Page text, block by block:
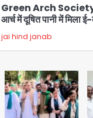
Green Arch Society:
आर्च में दूषित पानी में मिला
ने शुरू की सैंपलिंग जांच
jai hind janab
Noida
‘हाईटेक सिटी’ के दावों की
सेक्टर-95 अंडरपास में 3-4
आधे घंटे तक फंसी रही
Avinash Kumar